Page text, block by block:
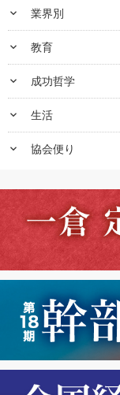
keyboard_arrow_down 業界別
keyboard_arrow_down 教育
keyboard_arrow_down 成功哲学
keyboard_arrow_down 生活
keyboard_arrow_down 協会便り